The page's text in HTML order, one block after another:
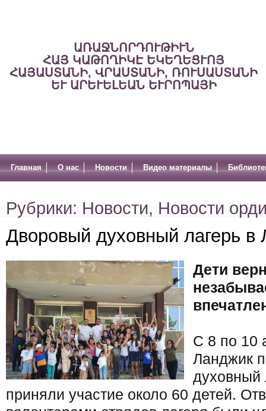
ԱՌԱՋՆՈՐԴՈՒԹԻՒՆ
ՀԱՅ ԿԱԹՈՂԻԿԷ ԵԿԵՂԵՑՒՈՅ
ՀԱՅԱՍՏԱՆԻ, ՎՐԱՍՏԱՆԻ, ՌՈՒՍԱՍՏԱՆԻ
ԵՒ ԱՐԵՒԵԼԵԱՆ ԵՒՐՈՊԱՅԻ
Главная О нас Новости Видео материалы
Рубрики: Новости, Новости
Дворовый духовный лагерь в
Дети
С 8 по 10
Ланджик
духовный
приняли участие около 60 детей.